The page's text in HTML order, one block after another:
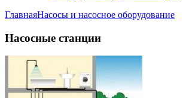
ГлавнаяНасосы и насосное оборудование
Насосные станции